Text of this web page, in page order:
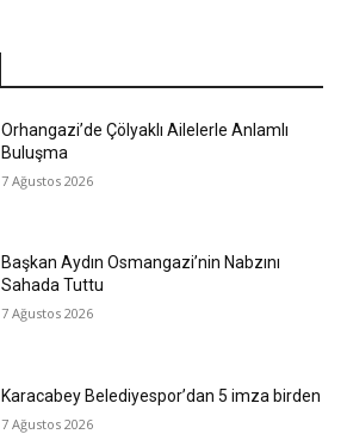
Orhangazi’de Çölyaklı Ailelerle Anlamlı
Buluşma
7 Ağustos 2026
Başkan Aydın Osmangazi’nin Nabzını
Sahada Tuttu
7 Ağustos 2026
Karacabey Belediyespor’dan 5 imza birden
7 Ağustos 2026